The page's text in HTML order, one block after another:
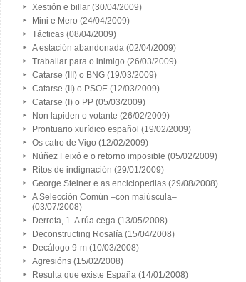
Xestión e billar (30/04/2009)
Mini e Mero (24/04/2009)
Tácticas (08/04/2009)
A estación abandonada (02/04/2009)
Traballar para o inimigo (26/03/2009)
Catarse (III) o BNG (19/03/2009)
Catarse (II) o PSOE (12/03/2009)
Catarse (I) o PP (05/03/2009)
Non lapiden o votante (26/02/2009)
Prontuario xurídico español (19/02/2009)
Os catro de Vigo (12/02/2009)
Núñez Feixó e o retorno imposible (05/02/2009)
Ritos de indignación (29/01/2009)
George Steiner e as enciclopedias (29/08/2008)
A Selección Común –con maiúscula–
(03/07/2008)
Derrota, 1. A rúa cega (13/05/2008)
Deconstructing Rosalía (15/04/2008)
Decálogo 9-m (10/03/2008)
Agresións (15/02/2008)
Resulta que existe España (14/01/2008)